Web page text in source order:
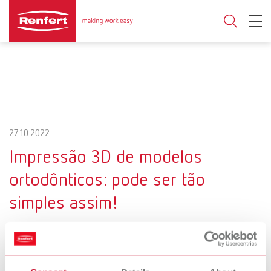
27.10.2022
Impressão 3D de modelos
ortodônticos: pode ser tão
simples assim!
Aproveite a oportunidade e aprenda no
webinar o quão vantajosa e ao mesmo